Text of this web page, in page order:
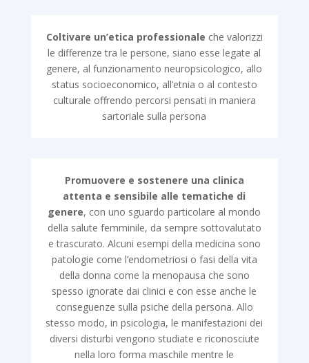
Coltivare un’etica professionale che valorizzi
le differenze tra le persone, siano esse legate al
genere, al funzionamento neuropsicologico, allo
status socioeconomico, all’etnia o al contesto
culturale offrendo percorsi pensati in maniera
sartoriale sulla persona
Promuovere e sostenere una clinica
attenta e sensibile alle tematiche di
genere, con uno sguardo particolare al mondo
della salute femminile, da sempre sottovalutato
e trascurato. Alcuni esempi della medicina sono
patologie come l’endometriosi o fasi della vita
della donna come la menopausa che sono
spesso ignorate dai clinici e con esse anche le
conseguenze sulla psiche della persona. Allo
stesso modo, in psicologia, le manifestazioni dei
diversi disturbi vengono studiate e riconosciute
nella loro forma maschile mentre le